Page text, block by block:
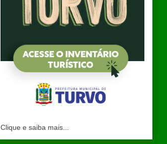
Clique e saiba mais...